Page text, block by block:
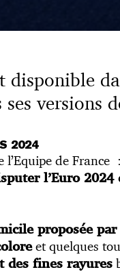
disponible
versions
2024
l’Equipe de France :
l’Euro 2024
proposée
et quelques
des fines rayures